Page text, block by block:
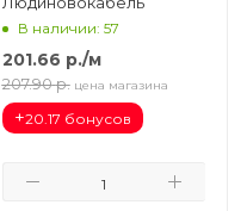
В наличии: 57
201.66 р./м
207.90 р. цена магазина
+20.17 бонусов